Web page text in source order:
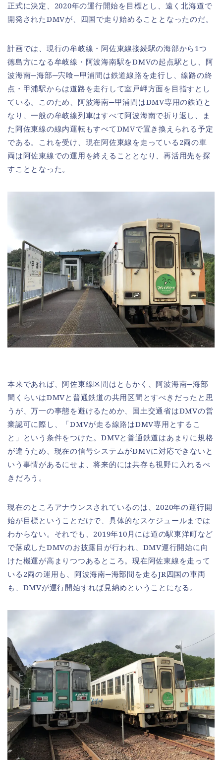
正式に決定、2020年の運行開始を目標とし、遠く北海道で
開発されたDMVが、四国で走り始めることとなったのだ。
計画では、現行の牟岐線・阿佐東線接続駅の海部から1つ
徳島方になる牟岐線・阿波海南駅をDMVの起点駅とし、阿
波海南─海部─宍喰─甲浦間は鉄道線路を走行し、線路の終
点・甲浦駅からは道路を走行して室戸岬方面を目指すとし
ている。このため、阿波海南─甲浦間はDMV専用の鉄道と
なり、一般の牟岐線列車はすべて阿波海南で折り返し、ま
た阿佐東線の線内運転もすべてDMVで置き換えられる予定
である。これを受け、現在阿佐東線を走っている2両の車
両は阿佐東線での運用を終えることとなり、再活用先を探
すこととなった。
本来であれば、阿佐東線区間はともかく、阿波海南─海部
間くらいはDMVと普通鉄道の共用区間とすべきだったと思
うが、万一の事態を避けるためか、国土交通省はDMVの営
業認可に際し、「DMVが走る線路はDMV専用とするこ
と」という条件をつけた。DMVと普通鉄道はあまりに規格
が違うため、現在の信号システムがDMVに対応できないと
いう事情があるにせよ、将来的には共存も視野に入れるべ
きだろう。
現在のところアナウンスされているのは、2020年の運行開
始が目標ということだけで、具体的なスケジュールまでは
わからない。それでも、2019年10月には道の駅東洋町など
で落成したDMVのお披露目が行われ、DMV運行開始に向
けた機運が高まりつつあるところ。現在阿佐東線を走って
いる2両の運用も、阿波海南─海部間を走るJR四国の車両
も、DMVが運行開始すれば見納めということになる。